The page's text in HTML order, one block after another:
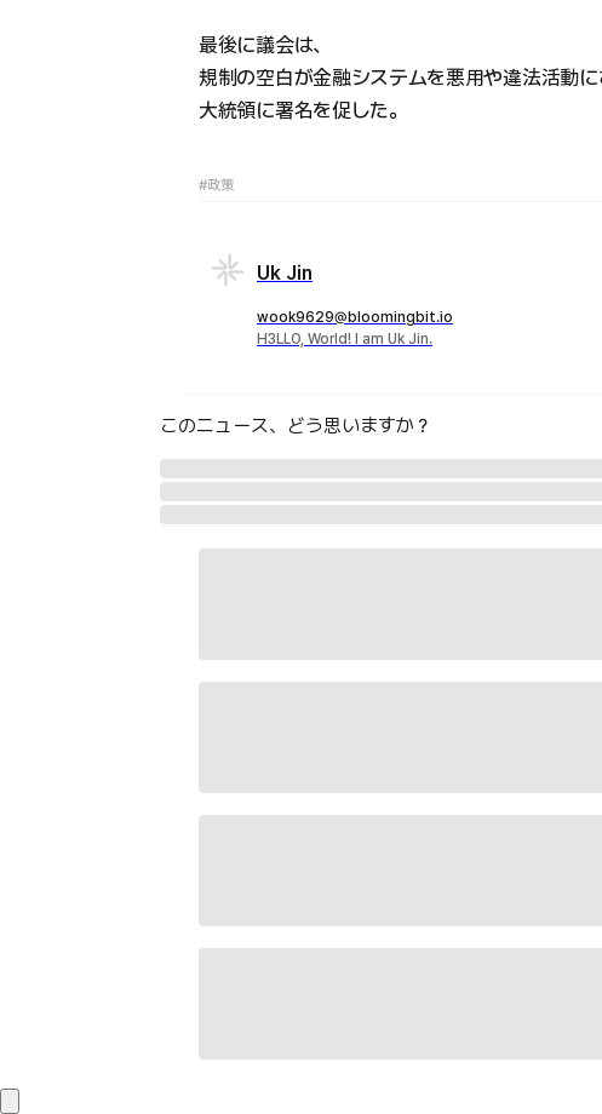
最後に議会は、
規制の空白が金融システムを悪用や違法活動
大統領に署名を促した。
#政策
Uk Jin
wook9629@bloomingbit.io
H3LLO, World! I am Uk Jin.
このニュース、どう思いますか？